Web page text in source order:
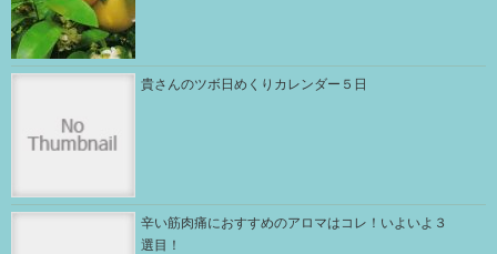
貴さんのツボ日めくりカレンダー５日
辛い筋肉痛におすすめのアロマはコレ！いよいよ３
選目！